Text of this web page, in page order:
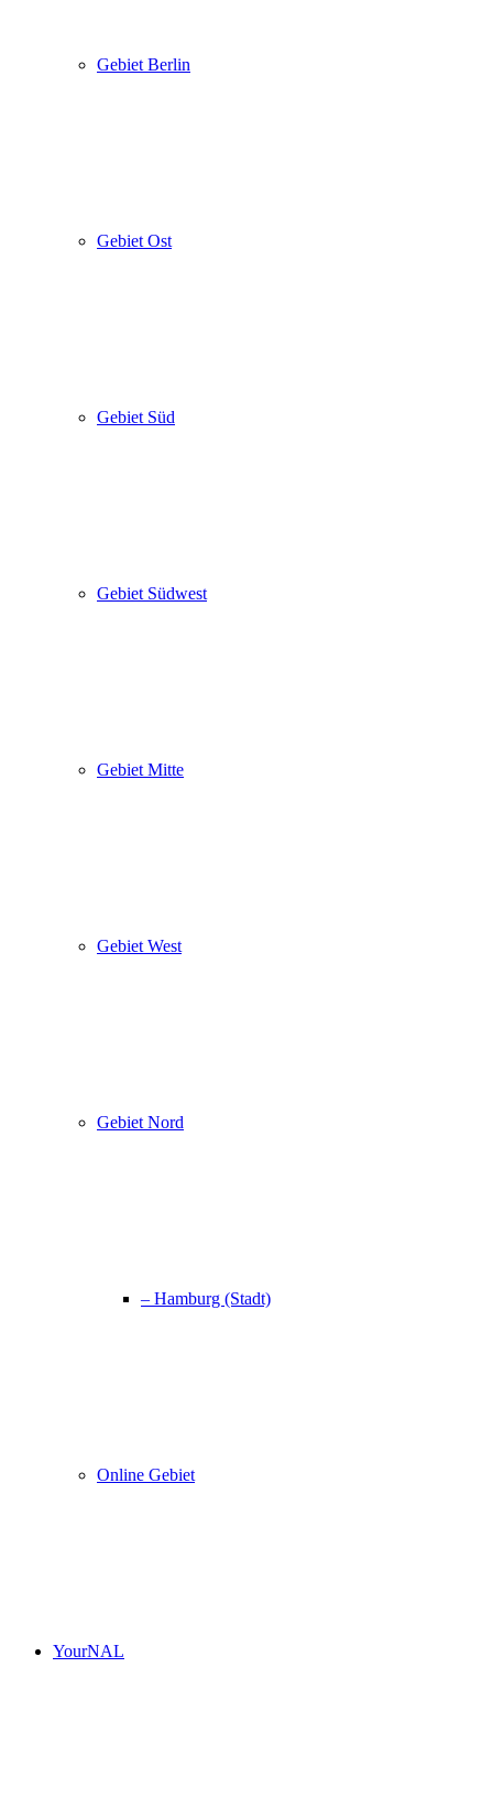
Gebiet Berlin
Gebiet Ost
Gebiet Süd
Gebiet Südwest
Gebiet Mitte
Gebiet West
Gebiet Nord
– Hamburg (Stadt)
Online Gebiet
YourNAL